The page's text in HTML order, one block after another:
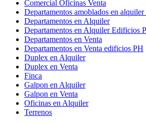
Comercial Oficinas Venta
Departamentos amoblados en
Departamentos en Alquiler
Departamentos en Alquiler Edificios
Departamentos en Venta
Departamentos en Venta edificios PH
Duplex en Alquiler
Duplex en Venta
Finca
Galpon en Alquiler
Galpon en Venta
Oficinas en Alquiler
Terrenos